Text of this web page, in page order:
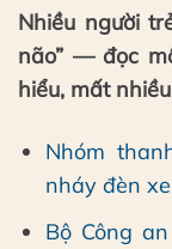
Nhiều người
não” — đọc
hiểu, mất
Nhóm
nháy đèn xe
Bộ Công